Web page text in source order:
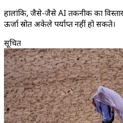
हालांकि, जैसे-जैसे AI तकनीक का
ऊर्जा स्रोत अकेले पर्याप्त नहीं हो सकते।
सूचित